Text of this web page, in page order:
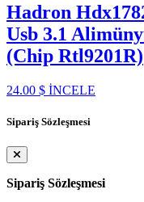
Hadron
Usb 3.1
(Chip Rtl9201R)
24.00 $ İNCELE
Sipariş Sözleşmesi
Sipariş Sözleşmesi